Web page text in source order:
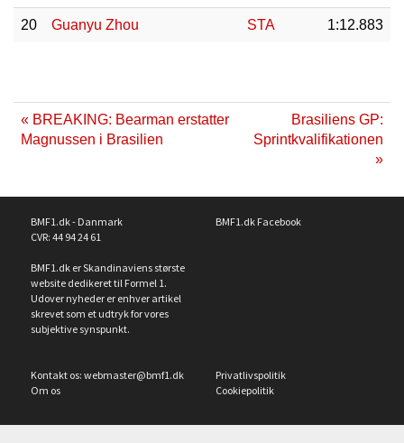
20 Guanyu Zhou STA 1:12.883
« BREAKING: Bearman erstatter
Magnussen i Brasilien
Brasiliens GP:
Sprintkvalifikationen
»
BMF1.dk - Danmark
CVR: 44 94 24 61
BMF1.dk er Skandinaviens største
website dedikeret til Formel 1.
Udover nyheder er enhver artikel
skrevet som et udtryk for vores
subjektive synspunkt.
BMF1.dk Facebook
Kontakt os: webmaster@bmf1.dk
Om os
Privatlivspolitik
Cookiepolitik